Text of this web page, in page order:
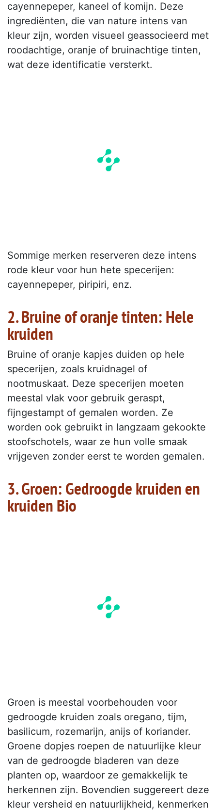
cayennepeper, kaneel of komijn. Deze
ingrediënten, die van nature intens van
kleur zijn, worden visueel geassocieerd met
roodachtige, oranje of bruinachtige tinten,
wat deze identificatie versterkt.
Sommige merken reserveren deze intens
rode kleur voor hun hete specerijen:
cayennepeper, piripiri, enz.
2. Bruine of oranje tinten: Hele
kruiden
Bruine of oranje kapjes duiden op hele
specerijen, zoals kruidnagel of
nootmuskaat. Deze specerijen moeten
meestal vlak voor gebruik geraspt,
fijngestampt of gemalen worden. Ze
worden ook gebruikt in langzaam gekookte
stoofschotels, waar ze hun volle smaak
vrijgeven zonder eerst te worden gemalen.
3. Groen: Gedroogde kruiden en
kruiden Bio
Groen is meestal voorbehouden voor
gedroogde kruiden zoals oregano, tijm,
basilicum, rozemarijn, anijs of koriander.
Groene dopjes roepen de natuurlijke kleur
van de gedroogde bladeren van deze
planten op, waardoor ze gemakkelijk te
herkennen zijn. Bovendien suggereert deze
kleur versheid en natuurlijkheid, kenmerken